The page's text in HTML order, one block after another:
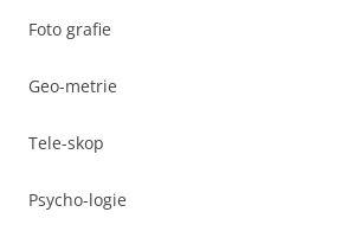
Foto grafie
Geo-metrie
Tele-skop
Psycho-logie